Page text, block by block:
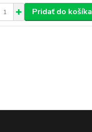
Pridať do košíka